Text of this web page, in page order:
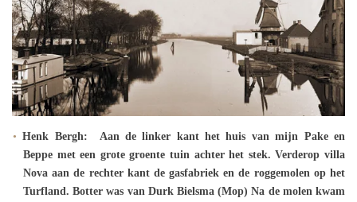
Henk Bergh: Aan de linker kant het huis van mijn Pake en
Beppe met een grote groente tuin achter het stek. Verderop villa
Nova aan de rechter kant de gasfabriek en de roggemolen op het
Turfland. Botter was van Durk Bielsma (Mop) Na de molen kwam